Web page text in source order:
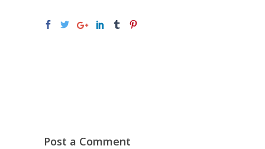
Post a Comment